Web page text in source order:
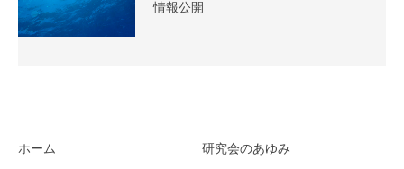
情報公開
ホーム 研究会のあゆみ